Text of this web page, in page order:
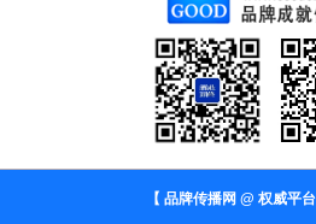
【 品牌传播网 @ 权威平